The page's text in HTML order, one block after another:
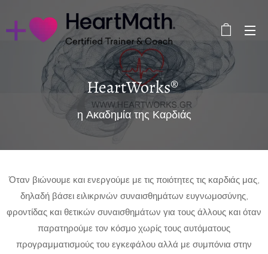
HeartWorks®
η Ακαδημία της Καρδιάς
Όταν βιώνουμε και ενεργούμε με τις ποιότητες τις καρδιάς μας,
δηλαδή βάσει ειλικρινών συναισθημάτων ευγνωμοσύνης,
φροντίδας και θετικών συναισθημάτων για τους άλλους και όταν
παρατηρούμε τον κόσμο χωρίς τους αυτόματους
προγραμματισμούς του εγκεφάλου αλλά με συμπόνια στην